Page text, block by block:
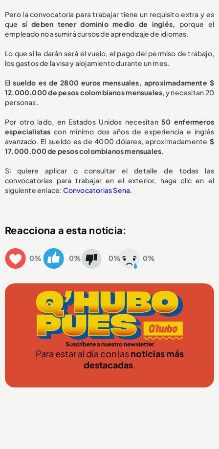
Pero la convocatoria para trabajar tiene un requisito extra y es
que sí deben tener dominio medio de inglés, porque el
empleado no asumirá cursos de aprendizaje de idiomas.
Lo que sí le darán será el vuelo, el pago del permiso de trabajo,
los gastos de la visa y alojamiento durante un mes.
El sueldo es de 2800 euros mensuales, aproximadamente $
12.000.000 de pesos colombianos mensuales, y necesitan 20
personas.
Por otro lado, en Estados Unidos necesitan50 enfermeros
especialistascon mínimo dos años de experiencia e inglés
avanzado. El sueldo es de 4000 dólares, aproximadamente $
17.000.000 de pesos colombianos mensuales.
Si quiere aplicar o consultar el detalle de todas las
convocatorias para trabajar en el exterior, haga clic en el
siguiente enlace: Convocatorias Sena.
Reacciona a esta noticia:
0% 0% 0% 0%
Suscríbete a nuestro newsletter
Para estar al día con lasnoticias más
destacadas.